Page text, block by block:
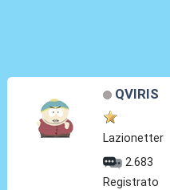
QVIRIS
Lazionetter
2.683
Registrato